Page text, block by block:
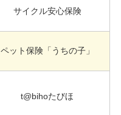
サイクル安心保険
ペット保険「うちの子」
t@bihoたびほ